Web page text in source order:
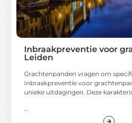
Inbraakpreventie voor
Leiden
Grachtenpanden vragen om
Inbraakpreventie voor
unieke uitdagingen. Deze
...